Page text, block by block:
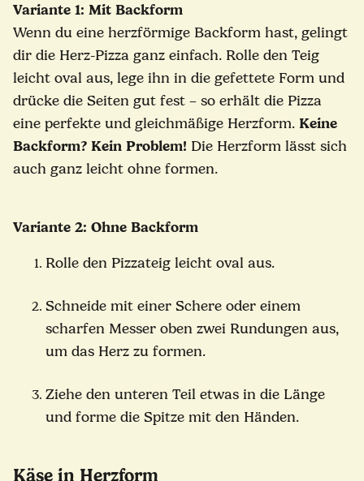
Variante 1: Mit Backform
Wenn du eine herzförmige Backform hast, gelingt
dir die Herz-Pizza ganz einfach. Rolle den Teig
leicht oval aus, lege ihn in die gefettete Form und
drücke die Seiten gut fest – so erhält die Pizza
eine perfekte und gleichmäßige Herzform. Keine
Backform? Kein Problem! Die Herzform lässt sich
auch ganz leicht ohne formen.
Variante 2: Ohne Backform
Rolle den Pizzateig leicht oval aus.
Schneide mit einer Schere oder einem
scharfen Messer oben zwei Rundungen aus,
um das Herz zu formen.
Ziehe den unteren Teil etwas in die Länge
und forme die Spitze mit den Händen.
Käse in Herzform